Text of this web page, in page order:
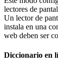
lectores de
Un lector de
instala en una
web deben ser
Diccionario en